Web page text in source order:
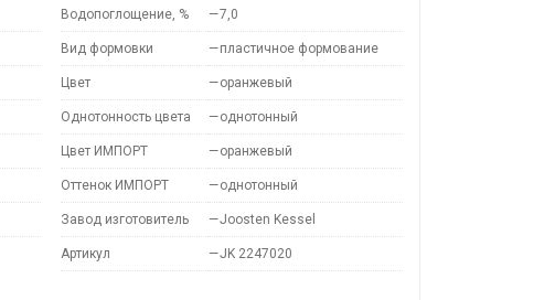
Водопоглощение, % —7,0
Вид формовки —пластичное формование
Цвет —оранжевый
Однотонность цвета —однотонный
Цвет ИМПОРТ —оранжевый
Оттенок ИМПОРТ —однотонный
Завод изготовитель —Joosten Kessel
Артикул —JK 2247020